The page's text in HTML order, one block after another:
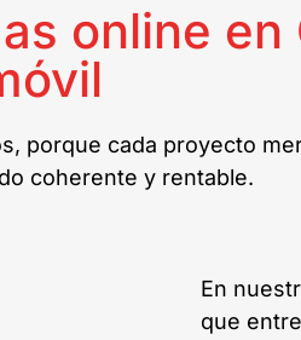
online
porque cada proyecto
coherente y rentable.
En
que